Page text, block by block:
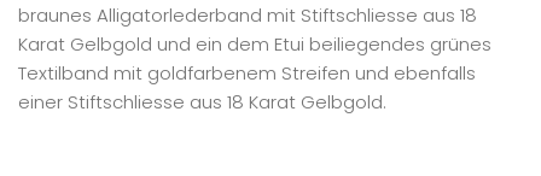
braunes Alligatorlederband mit Stiftschliesse aus 18
Karat Gelbgold und ein dem Etui beiliegendes grünes
Textilband mit goldfarbenem Streifen und ebenfalls
einer Stiftschliesse aus 18 Karat Gelbgold.